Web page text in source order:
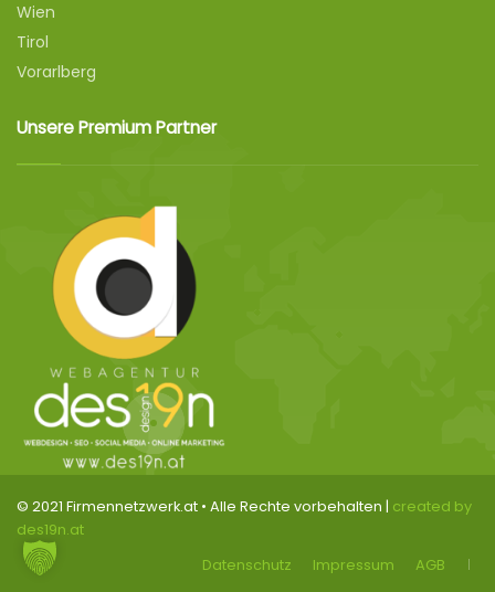
Wien
Tirol
Vorarlberg
Unsere Premium Partner
© 2021 Firmennetzwerk.at • Alle Rechte vorbehalten | created by
des19n.at
Datenschutz
Impressum AGB